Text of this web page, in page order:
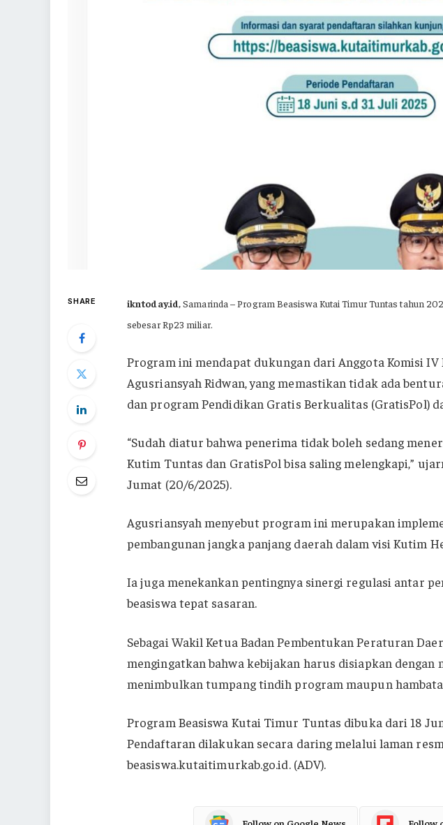
SHARE ikntoday.id, Samarinda – Program Beasiswa Kutai Timur Tuntas tahun
sebesar Rp23 miliar.
Program ini mendapat dukungan dari Anggota Komisi IV
Agusriansyah Ridwan, yang memastikan tidak ada
dan program Pendidikan Gratis Berkualitas (GratisPol)
“Sudah diatur bahwa penerima tidak boleh sedang
Kutim Tuntas dan GratisPol bisa saling melengkapi,”
Jumat (20/6/2025).
Agusriansyah menyebut program ini merupakan
pembangunan jangka panjang daerah dalam visi Kutim
Ia juga menekankan pentingnya sinergi regulasi antar
beasiswa tepat sasaran.
Sebagai Wakil Ketua Badan Pembentukan Peraturan
mengingatkan bahwa kebijakan harus disiapkan dengan
menimbulkan tumpang tindih program maupun
Program Beasiswa Kutai Timur Tuntas dibuka dari 18
Pendaftaran dilakukan secara daring melalui laman
beasiswa.kutaitimurkab.go.id. (ADV).